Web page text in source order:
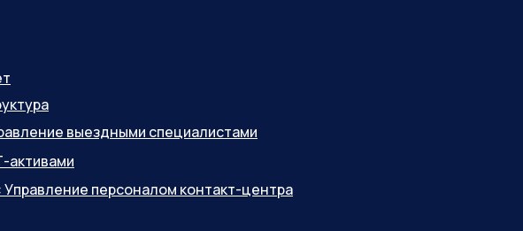
выездными специалистами
персоналом контакт-центра
активами